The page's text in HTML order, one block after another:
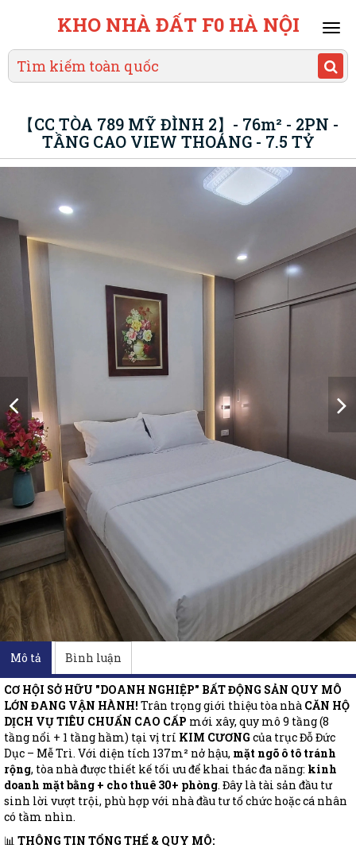
KHO NHÀ ĐẤT F0 HÀ NỘI
【CC TÒA 789 MỸ ĐÌNH 2】- 76m² - 2PN -
TẦNG CAO VIEW THOÁNG - 7.5 TỶ
Mô tả Bình luận
CƠ HỘI SỞ HỮU "DOANH NGHIỆP" BẤT ĐỘNG SẢN QUY MÔ
LỚN ĐANG VẬN HÀNH! Trân trọng giới thiệu tòa nhà CĂN HỘ
DỊCH VỤ TIÊU CHUẨN CAO CẤP mới xây, quy mô 9 tầng (8
tầng nổi + 1 tầng hầm) tại vị trí KIM CƯƠNG của trục Đỗ Đức
Dục – Mễ Trì. Với diện tích 137m² nở hậu, mặt ngõ ô tô tránh
rộng, tòa nhà được thiết kế tối ưu để khai thác đa năng: kinh
doanh mặt bằng + cho thuê 30+ phòng. Đây là tài sản đầu tư
sinh lời vượt trội, phù hợp với nhà đầu tư tổ chức hoặc cá nhân
có tầm nhìn.
📊 THÔNG TIN TỔNG THỂ & QUY MÔ: